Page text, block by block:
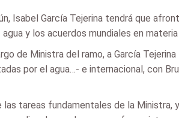
Isabel García Tejerina tendrá que
y los acuerdos mundiales en
de Ministra del ramo, a García
por el agua…- e internacional, con
las tareas fundamentales de la